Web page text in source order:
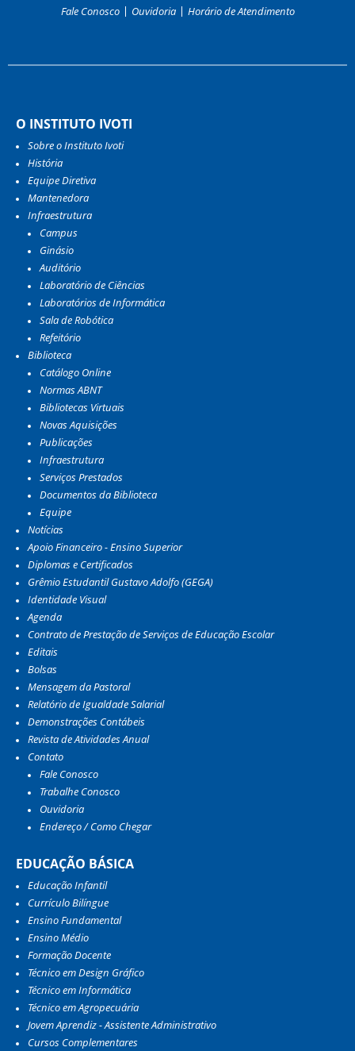
Fale Conosco Ouvidoria Horário de Atendimento
O INSTITUTO IVOTI
Sobre o Instituto Ivoti
História
Equipe Diretiva
Mantenedora
Infraestrutura
Campus
Ginásio
Auditório
Laboratório de Ciências
Laboratórios de Informática
Sala de Robótica
Refeitório
Biblioteca
Catálogo Online
Normas ABNT
Bibliotecas Virtuais
Novas Aquisições
Publicações
Infraestrutura
Serviços Prestados
Documentos da Biblioteca
Equipe
Notícias
Apoio Financeiro - Ensino Superior
Diplomas e Certificados
Grêmio Estudantil Gustavo Adolfo (GEGA)
Identidade Visual
Agenda
Contrato de Prestação de Serviços de Educação Escolar
Editais
Bolsas
Mensagem da Pastoral
Relatório de Igualdade Salarial
Demonstrações Contábeis
Revista de Atividades Anual
Contato
Fale Conosco
Trabalhe Conosco
Ouvidoria
Endereço / Como Chegar
EDUCAÇÃO BÁSICA
Educação Infantil
Currículo Bilíngue
Ensino Fundamental
Ensino Médio
Formação Docente
Técnico em Design Gráfico
Técnico em Informática
Técnico em Agropecuária
Jovem Aprendiz - Assistente Administrativo
Cursos Complementares